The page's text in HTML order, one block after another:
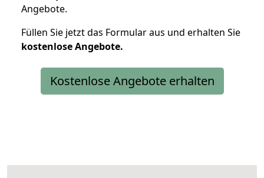
Angebote.
Füllen Sie jetzt das Formular aus und erhalten Sie
kostenloseAngebote.
Kostenlose Angebote erhalten